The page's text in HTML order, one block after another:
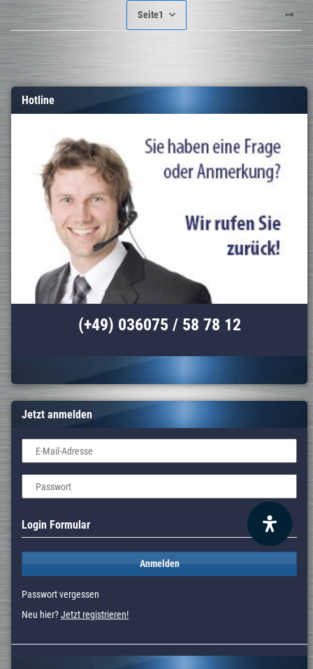
Seite1
Hotline
(+49) 036075 / 58 78 12
Jetzt anmelden
E-Mail-Adresse
Passwort
Login Formular
Anmelden
Passwort vergessen
Neu hier?Jetzt registrieren!